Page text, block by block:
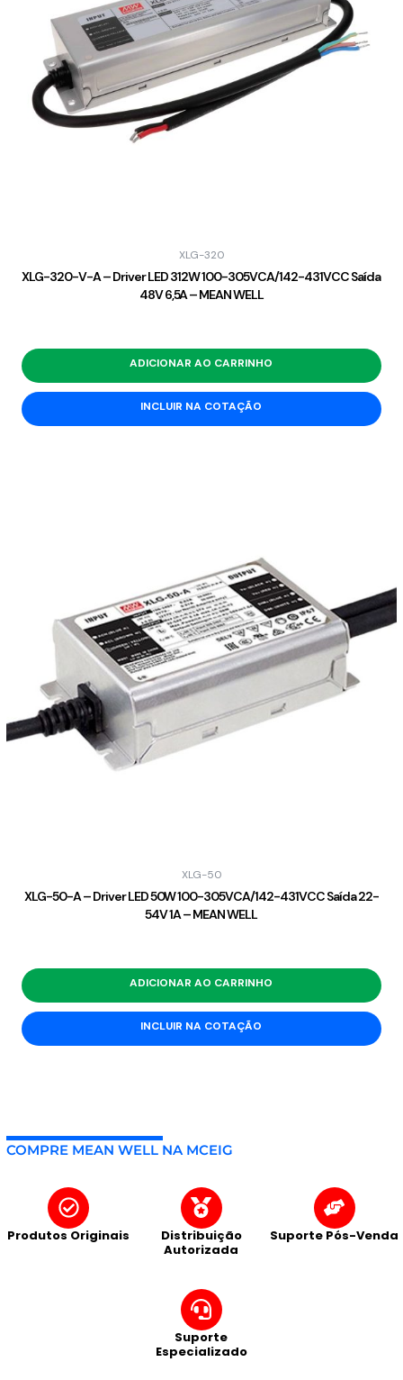
XLG-320
XLG-320-V-A – Driver LED 312W 100-305VCA/142-431VCC Saída
48V 6,5A – MEAN WELL
ADICIONAR AO CARRINHO
INCLUIR NA COTAÇÃO
XLG-50
XLG-50-A – Driver LED 50W 100-305VCA/142-431VCC Saída 22-
54V 1A – MEAN WELL
ADICIONAR AO CARRINHO
INCLUIR NA COTAÇÃO
COMPRE MEAN WELL NA MCEIG
Produtos Originais
Distribuição
Autorizada
Suporte Pós-Venda
Suporte
Especializado